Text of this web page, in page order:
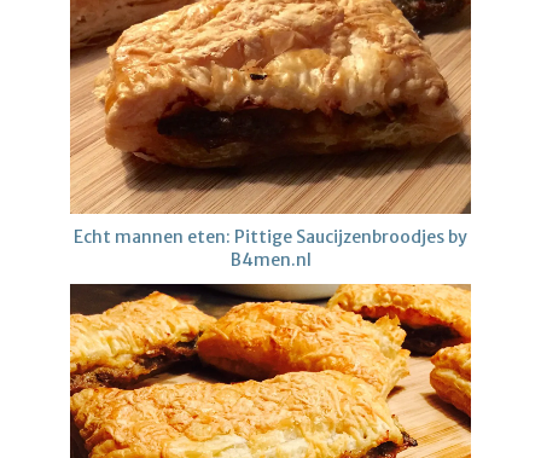
Echt mannen eten: Pittige Saucijzenbroodjes by
B4men.nl